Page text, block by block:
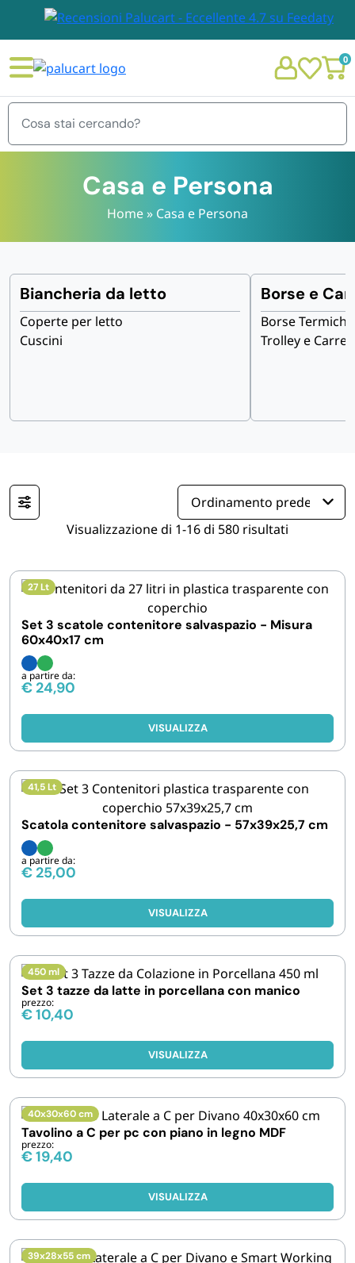
0
IMBALLAGGIO E CANCELLERIA
PERSONA E MEDICALI
AVVOLGENTI E CONTENITORI ALIMENTARI
PET
PARTY
FORNITURE SETTORE HO.RE.CA
Personalizzazione Monouso
Casa e Persona
Home » Casa e Persona
Biancheria da letto
Coperte per letto
Cuscini
Borse e
Borse Termiche
Trolley e
Visualizzazione di 1-16 di 580 risultati
27 Lt
Set 3 scatole contenitore salvaspazio - Misura
60x40x17 cm
a partire da:
€ 24,90
VISUALIZZA
41,5 Lt
Scatola contenitore salvaspazio - 57x39x25,7 cm
a partire da:
€ 25,00
VISUALIZZA
450 ml
Set 3 tazze da latte in porcellana con manico
prezzo:
€10,40
VISUALIZZA
40x30x60 cm
Tavolino a C per pc con piano in legno MDF
prezzo:
€19,40
VISUALIZZA
39x28x55 cm